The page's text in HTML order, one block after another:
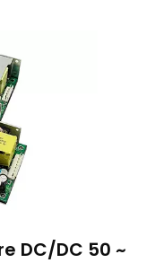
DC/DC 50 ~